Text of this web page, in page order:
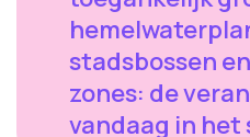
stadsbossen
zones: de
vandaag in